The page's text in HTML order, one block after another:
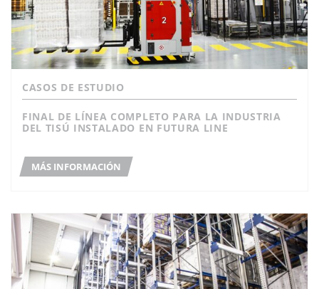
CASOS DE ESTUDIO
FINAL DE LÍNEA COMPLETO PARA LA INDUSTRIA
DEL TISÚ INSTALADO EN FUTURA LINE
MÁS INFORMACIÓN